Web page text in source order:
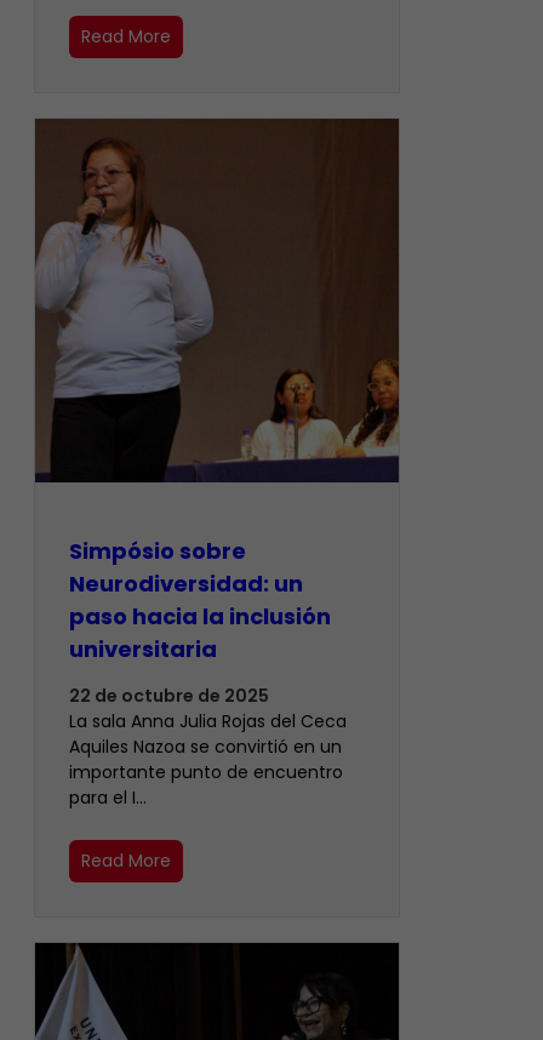
Read More
Simpósio sobre
Neurodiversidad: un
paso hacia la inclusión
universitaria
22 de octubre de 2025
La sala Anna Julia Rojas del Ceca
Aquiles Nazoa se convirtió en un
importante punto de encuentro
para el I…
Read More